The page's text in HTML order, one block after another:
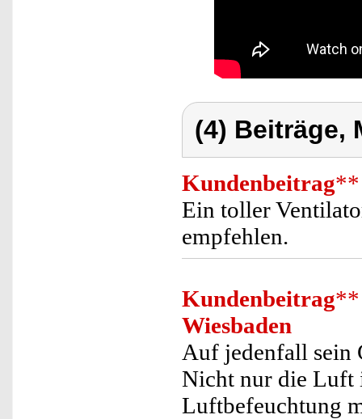
(4) Beiträge,
Kundenbeitrag**
Ein toller
empfehlen.
Kundenbeitrag**
Wiesbaden
Auf jedenfall sein
Nicht nur die Luft
Luftbefeuchtung